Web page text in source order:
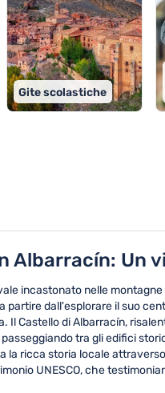
Gite scolastiche
Albarracín: Un
incastonato nelle
partire dall'esplorare il suo
Il Castello di Albarracín,
tra gli edifici
la ricca storia locale
UNESCO, che